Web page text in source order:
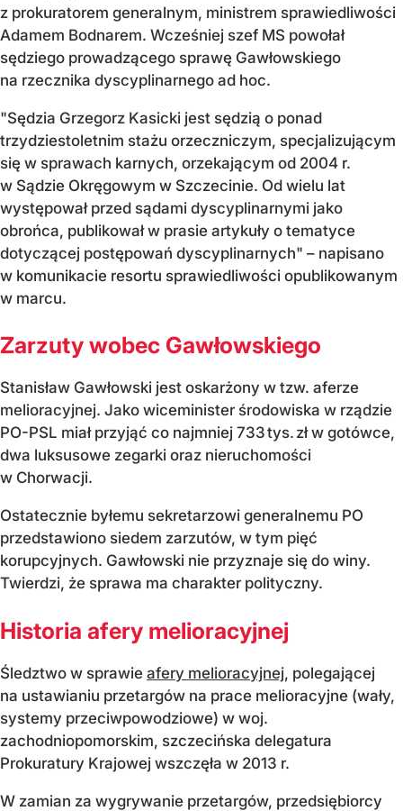
z prokuratorem generalnym, ministrem sprawiedliwości
Adamem Bodnarem. Wcześniej szef MS powołał
sędziego prowadzącego sprawę Gawłowskiego
na rzecznika dyscyplinarnego ad hoc.
"Sędzia Grzegorz Kasicki jest sędzią o ponad
trzydziestoletnim stażu orzeczniczym, specjalizującym
się w sprawach karnych, orzekającym od 2004 r.
w Sądzie Okręgowym w Szczecinie. Od wielu lat
występował przed sądami dyscyplinarnymi jako
obrońca, publikował w prasie artykuły o tematyce
dotyczącej postępowań dyscyplinarnych" – napisano
w komunikacie resortu sprawiedliwości opublikowanym
w marcu.
Zarzuty wobec Gawłowskiego
Stanisław Gawłowski jest oskarżony w tzw. aferze
melioracyjnej. Jako wiceminister środowiska w rządzie
PO-PSL miał przyjąć co najmniej 733 tys. zł w gotówce,
dwa luksusowe zegarki oraz nieruchomości
w Chorwacji.
Ostatecznie byłemu sekretarzowi generalnemu PO
przedstawiono siedem zarzutów, w tym pięć
korupcyjnych. Gawłowski nie przyznaje się do winy.
Twierdzi, że sprawa ma charakter polityczny.
Historia afery melioracyjnej
Śledztwo w sprawie afery melioracyjnej, polegającej
na ustawianiu przetargów na prace melioracyjne (wały,
systemy przeciwpowodziowe) w woj.
zachodniopomorskim, szczecińska delegatura
Prokuratury Krajowej wszczęła w 2013 r.
W zamian za wygrywanie przetargów, przedsiębiorcy